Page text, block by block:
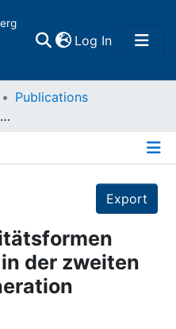
Log In(current)
Publications
Ethnische Identitätsformen und Loyalitäten in der zweiten Einwanderergeneration
Export
der zweiten